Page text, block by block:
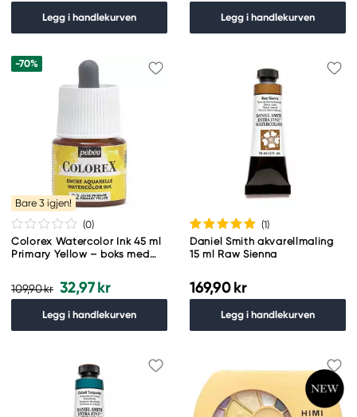
Legg i handlekurven Legg i handlekurven
-70%
Bare 3 igjen!
(0)
Colorex Watercolor Ink 45 ml
Primary Yellow – boks med
109,90 kr 32,97 kr
Legg i handlekurven
(1)
Daniel Smith akvarellmaling
15 ml Raw Sienna
169,90 kr
Legg i handlekurven